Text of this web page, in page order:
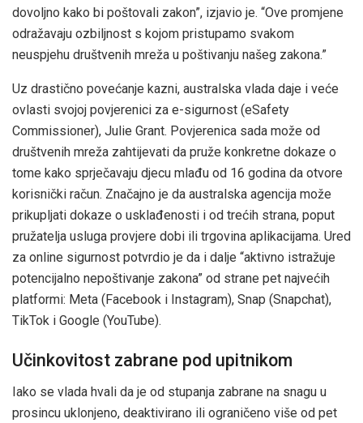
dovoljno kako bi poštovali zakon”, izjavio je. “Ove promjene
odražavaju ozbiljnost s kojom pristupamo svakom
neuspjehu društvenih mreža u poštivanju našeg zakona.”
Uz drastično povećanje kazni, australska vlada daje i veće
ovlasti svojoj povjerenici za e-sigurnost (eSafety
Commissioner), Julie Grant. Povjerenica sada može od
društvenih mreža zahtijevati da pruže konkretne dokaze o
tome kako sprječavaju djecu mlađu od 16 godina da otvore
korisnički račun. Značajno je da australska agencija može
prikupljati dokaze o usklađenosti i od trećih strana, poput
pružatelja usluga provjere dobi ili trgovina aplikacijama. Ured
za online sigurnost potvrdio je da i dalje “aktivno istražuje
potencijalno nepoštivanje zakona” od strane pet najvećih
platformi: Meta (Facebook i Instagram), Snap (Snapchat),
TikTok i Google (YouTube).
Učinkovitost zabrane pod upitnikom
Iako se vlada hvali da je od stupanja zabrane na snagu u
prosincu uklonjeno, deaktivirano ili ograničeno više od pet